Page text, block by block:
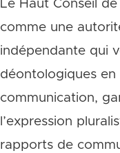
Le Haut Conseil
comme une
indépendante qui
déontologiques
communication,
l’expression
rapports de